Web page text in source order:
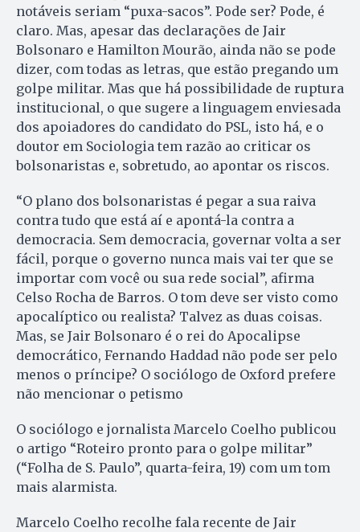
notáveis seriam “puxa-sacos”. Pode ser? Pode, é
claro. Mas, apesar das declarações de Jair
Bolsonaro e Hamil­ton Mourão, ainda não se pode
dizer, com todas as letras, que estão pregando um
golpe militar. Mas que há possibilidade de ruptura
institucional, o que sugere a linguagem enviesada
dos apoiadores do candidato do PSL, isto há, e o
doutor em Sociologia tem razão ao criticar os
bolsonaristas e, sobretudo, ao apontar os riscos.
“O plano dos bolsonaristas é pegar a sua raiva
contra tudo que está aí e apontá-la contra a
democracia. Sem democracia, governar volta a ser
fácil, porque o governo nunca mais vai ter que se
importar com você ou sua rede social”, afirma
Celso Rocha de Barros. O tom deve ser visto como
apocalíptico ou realista? Talvez as duas coisas.
Mas, se Jair Bolsonaro é o rei do Apocalipse
democrático, Fernando Haddad não pode ser pelo
menos o príncipe? O sociólogo de Oxford prefere
não mencionar o petismo
O sociólogo e jornalista Marcelo Coelho publicou
o artigo “Roteiro pronto para o golpe militar”
(“Folha de S. Paulo”, quarta-feira, 19) com um tom
mais alarmista.
Marcelo Coelho recolhe fala recente de Jair